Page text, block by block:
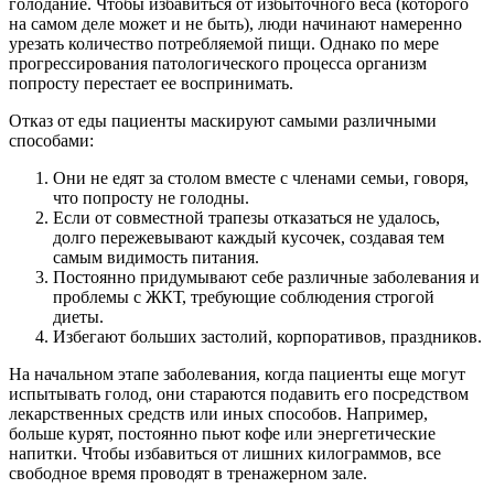
на самом деле может и не быть), люди начинают намеренно
урезать количество потребляемой пищи. Однако по мере
прогрессирования патологического процесса организм
попросту перестает ее воспринимать.
Отказ от еды пациенты маскируют самыми различными
способами:
Они не едят за столом вместе с членами семьи, говоря,
что попросту не голодны.
Если от совместной трапезы отказаться не удалось,
долго пережевывают каждый кусочек, создавая тем
самым видимость питания.
Постоянно придумывают себе различные заболевания и
проблемы с ЖКТ, требующие соблюдения строгой
диеты.
Избегают больших застолий, корпоративов, праздников.
На начальном этапе заболевания, когда пациенты еще могут
испытывать голод, они стараются подавить его посредством
лекарственных средств или иных способов. Например,
больше курят, постоянно пьют кофе или энергетические
напитки. Чтобы избавиться от лишних килограммов, все
свободное время проводят в тренажерном зале.